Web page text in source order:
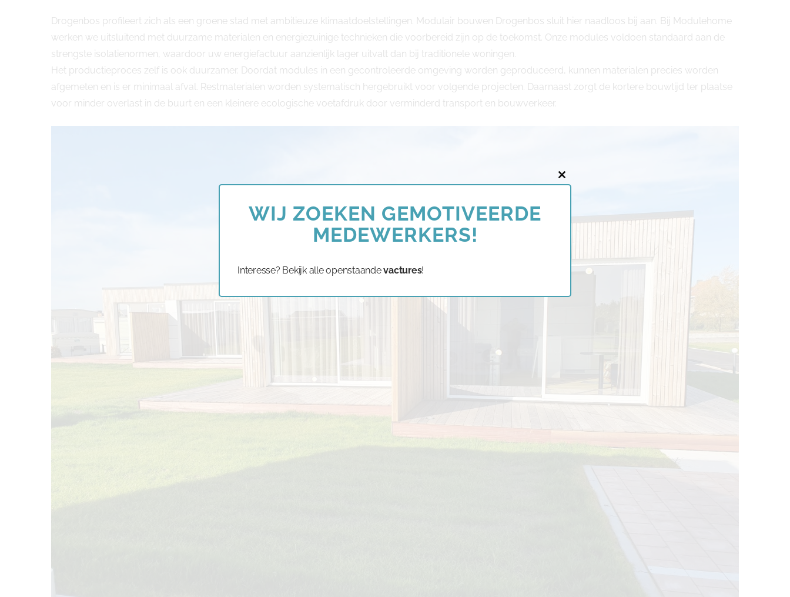
Drogenbos profileert zich als een groene stad met ambitieuze klimaatdoelstellingen. Modulair bouwen Drogenbos sluit hier naadloos bij aan. Bij Modulehome
werken we uitsluitend met duurzame materialen en energiezuinige technieken die voorbereid zijn op de toekomst. Onze modules voldoen standaard aan de
strengste isolatienormen, waardoor uw energiefactuur aanzienlijk lager uitvalt dan bij traditionele woningen.
Het productieproces zelf is ook duurzamer. Doordat modules in een gecontroleerde omgeving worden geproduceerd, kunnen materialen precies worden
afgemeten en is er minimaal afval. Restmaterialen worden systematisch hergebruikt voor volgende projecten. Daarnaast zorgt de kortere bouwtijd ter plaatse
voor minder overlast in de buurt en een kleinere ecologische voetafdruk door verminderd transport en bouwverkeer.
Close
WIJ ZOEKEN GEMOTIVEERDE
MEDEWERKERS!
Interesse? Bekijk alle openstaandevactures!